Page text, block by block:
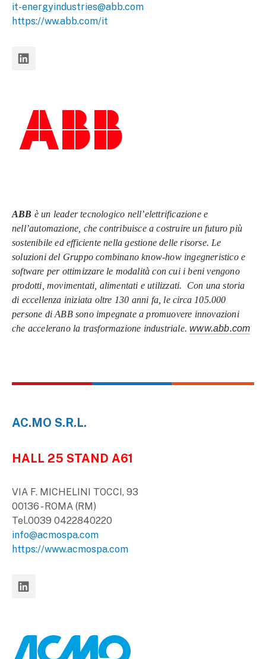
it-energyindustries@abb.com
https://ww.abb.com/it
ABB è un leader tecnologico nell’elettrificazione e
nell’automazione, che contribuisce a costruire un futuro più
sostenibile ed efficiente nella gestione delle risorse. Le
soluzioni del Gruppo combinano know-how ingegneristico e
software per ottimizzare le modalità con cui i beni vengono
prodotti, movimentati, alimentati e utilizzati. Con una storia
di eccellenza iniziata oltre 130 anni fa, le circa 105.000
persone di ABB sono impegnate a promuovere innovazioni
che accelerano la trasformazione industriale.www.abb.com
AC.MO S.R.L.
HALL 25 STAND A61
VIA F. MICHELINI TOCCI, 93
00136 - ROMA (RM)
Tel.0039 0422840220
info@acmospa.com
https://www.acmospa.com